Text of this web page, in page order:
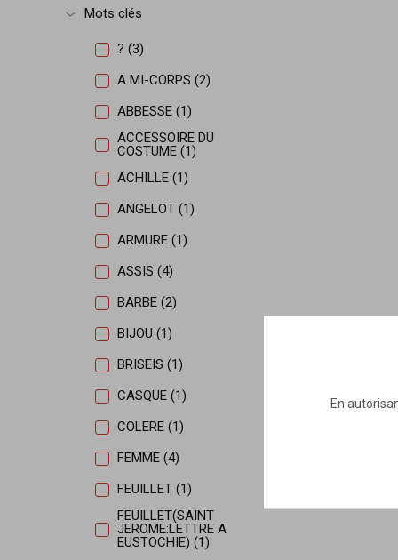
Afficher plus
Mots clés
? (3)
A MI-CORPS (2)
ABBESSE (1)
ACCESSOIRE DU
COSTUME (1)
ACHILLE (1)
ANGELOT (1)
ARMURE (1)
ASSIS (4)
BARBE (2)
BIJOU (1)
BRISEIS (1)
CASQUE (1)
COLERE (1)
FEMME (4)
FEUILLET (1)
FEUILLET(SAINT
JEROME:LETTRE A
EUSTOCHIE) (1)
En